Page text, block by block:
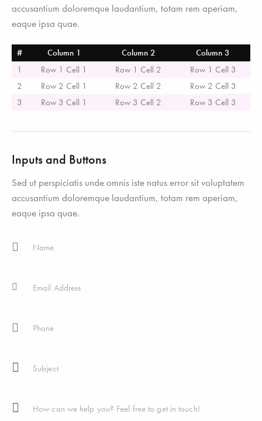
accusantium doloremque laudantium, totam rem aperiam,
eaque ipsa quae.
# Column 1 Column 2
Column 3
1
Row 1 Cell 1 Row 1 Cell 2
Row 1 Cell 3
2
Row 2 Cell 1 Row 2 Cell 2
Row 2 Cell 3
3
Row 3 Cell 1 Row 3 Cell 2 Row 3 Cell 3
Inputs and Buttons
Sed ut perspiciatis unde omnis iste natus error sit voluptatem
accusantium doloremque laudantium, totam rem aperiam,
eaque ipsa quae.